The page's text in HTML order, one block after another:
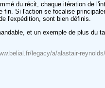
du récit, chaque itération de
fin. Si l'action se focalise
l'expédition, sont bien définis.
et un exemple de plus du
legacy/a/alastair-